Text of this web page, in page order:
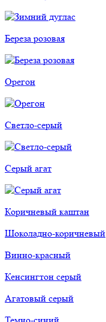
Береза розовая
Орегон
Светло-серый
Серый агат
Коричневый каштан
Шоколадно-коричневый
Винно-красный
Кенсингтон серый
Агатовый серый